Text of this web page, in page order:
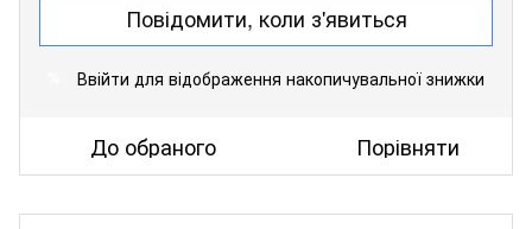
Повідомити, коли з'явиться
Ввійти для відображення накопичувальної знижки
До обраного Порівняти